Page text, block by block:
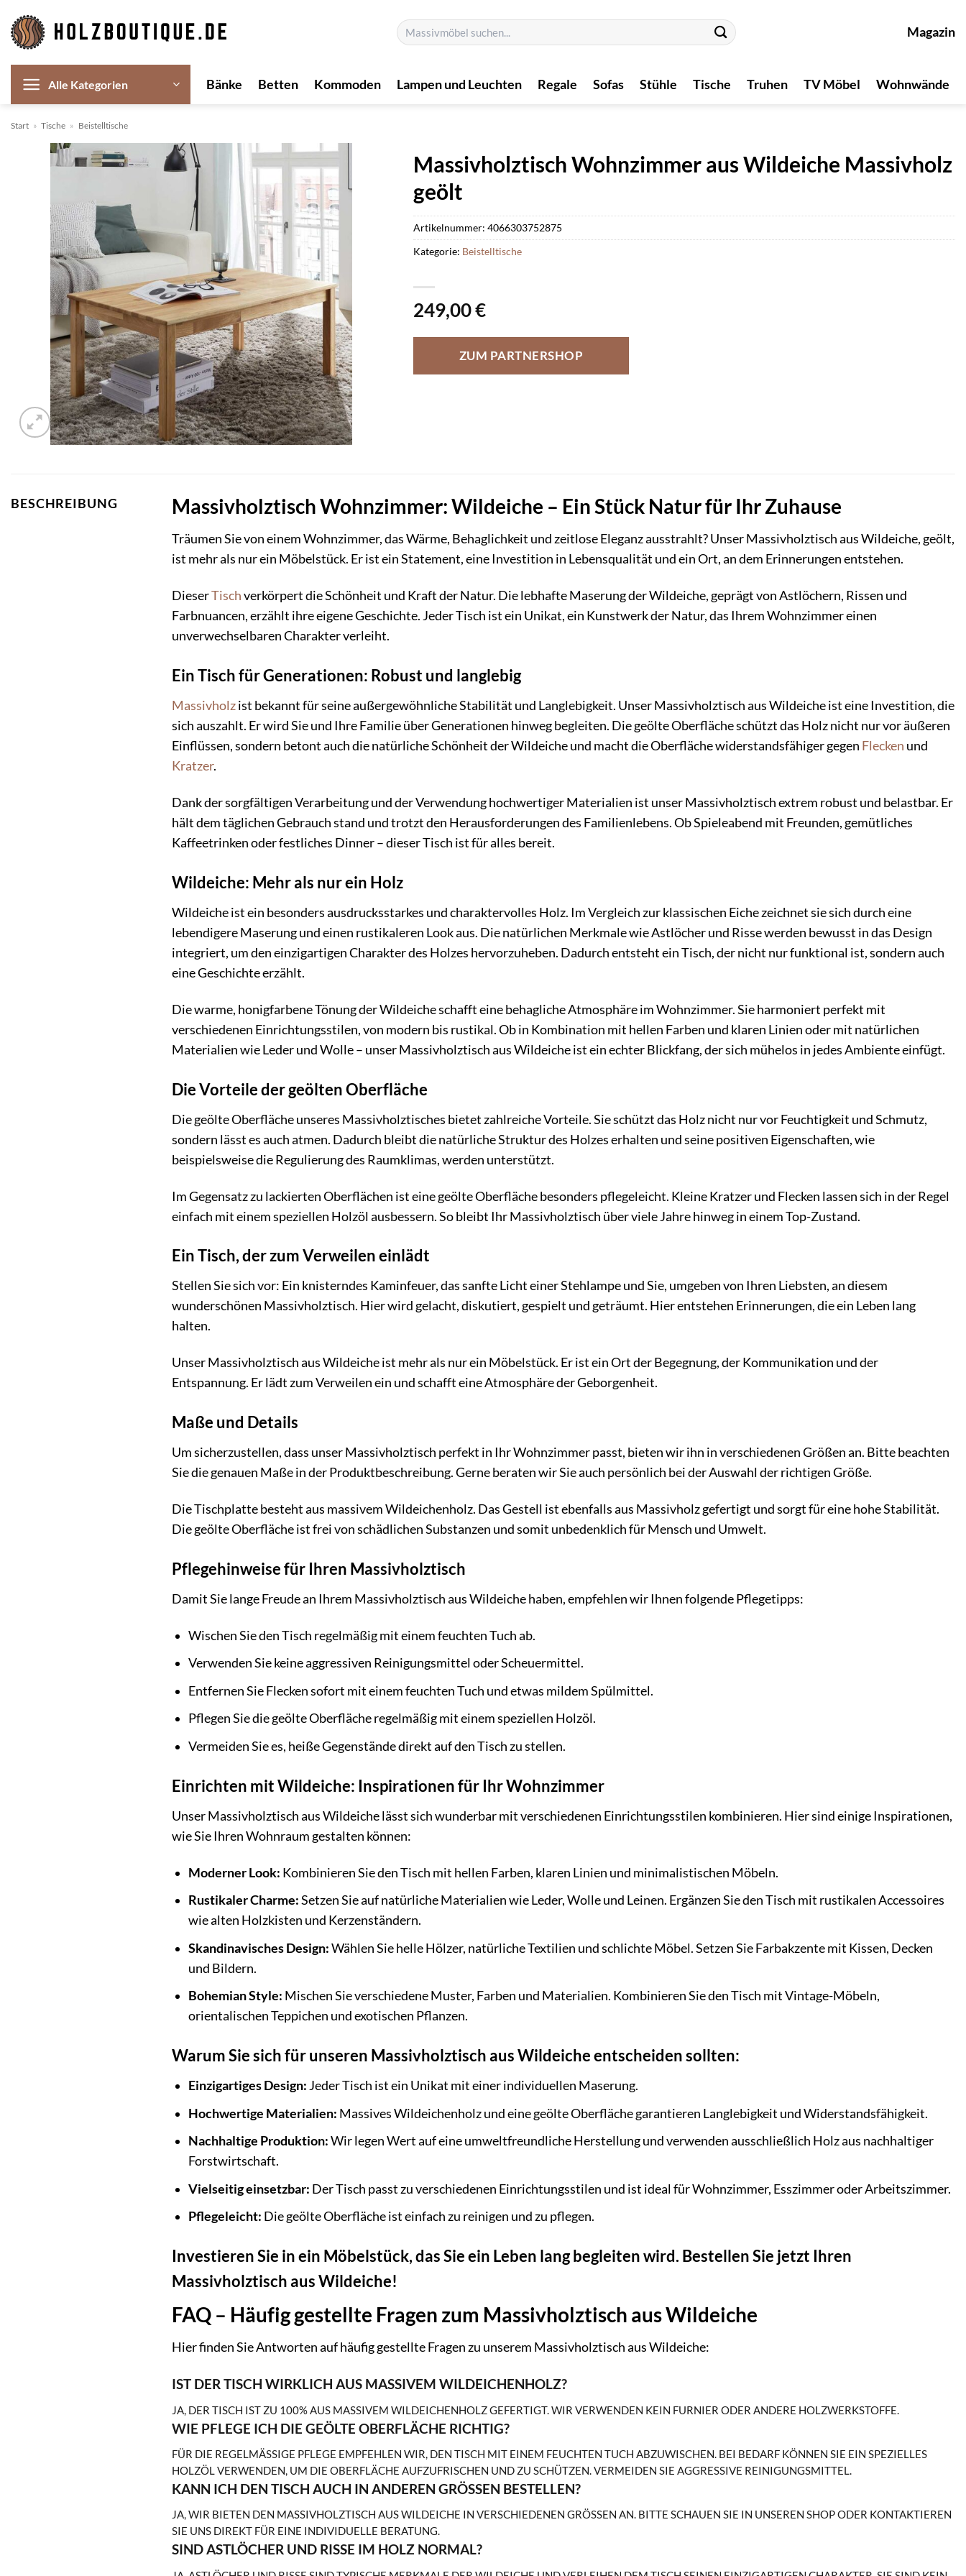
Inhalt
springen
Suchen
nach:
Magazin
Alle Kategorien Bänke Betten Kommoden Lampen und Leuchten Regale Sofas Stühle Tische Truhen TV Möbel Wohnwände
Start » Tische » Beistelltische
Massivholztisch Wohnzimmer aus Wildeiche Massivholz
geölt
249,00€
ZUM PARTNERSHOP
Artikelnummer: 4066303752875
Kategorie: Beistelltische
BESCHREIBUNG Massivholztisch Wohnzimmer: Wildeiche – Ein Stück Natur für Ihr Zuhause
Träumen Sie von einem Wohnzimmer, das Wärme, Behaglichkeit und zeitlose Eleganz ausstrahlt? Unser Massivholztisch aus Wildeiche, geölt,
ist mehr als nur ein Möbelstück. Er ist ein Statement, eine Investition in Lebensqualität und ein Ort, an dem Erinnerungen entstehen.
DieserTischverkörpert die Schönheit und Kraft der Natur. Die lebhafte Maserung der Wildeiche, geprägt von Astlöchern, Rissen und
Farbnuancen, erzählt ihre eigene Geschichte. Jeder Tisch ist ein Unikat, ein Kunstwerk der Natur, das Ihrem Wohnzimmer einen
unverwechselbaren Charakter verleiht.
Ein Tisch für Generationen: Robust und langlebig
Massivholzist bekannt für seine außergewöhnliche Stabilität und Langlebigkeit. Unser Massivholztisch aus Wildeiche ist eine Investition, die
sich auszahlt. Er wird Sie und Ihre Familie über Generationen hinweg begleiten. Die geölte Oberfläche schützt das Holz nicht nur vor äußeren
Einflüssen, sondern betont auch die natürliche Schönheit der Wildeiche und macht die Oberfläche widerstandsfähiger gegen Flecken und
Kratzer.
Dank der sorgfältigen Verarbeitung und der Verwendung hochwertiger Materialien ist unser Massivholztisch extrem robust und belastbar. Er
hält dem täglichen Gebrauch stand und trotzt den Herausforderungen des Familienlebens. Ob Spieleabend mit Freunden, gemütliches
Kaffeetrinken oder festliches Dinner – dieser Tisch ist für alles bereit.
Wildeiche: Mehr als nur ein Holz
Wildeiche ist ein besonders ausdrucksstarkes und charaktervolles Holz. Im Vergleich zur klassischen Eiche zeichnet sie sich durch eine
lebendigere Maserung und einen rustikaleren Look aus. Die natürlichen Merkmale wie Astlöcher und Risse werden bewusst in das Design
integriert, um den einzigartigen Charakter des Holzes hervorzuheben. Dadurch entsteht ein Tisch, der nicht nur funktional ist, sondern auch
eine Geschichte erzählt.
Die warme, honigfarbene Tönung der Wildeiche schafft eine behagliche Atmosphäre im Wohnzimmer. Sie harmoniert perfekt mit
verschiedenen Einrichtungsstilen, von modern bis rustikal. Ob in Kombination mit hellen Farben und klaren Linien oder mit natürlichen
Materialien wie Leder und Wolle – unser Massivholztisch aus Wildeiche ist ein echter Blickfang, der sich mühelos in jedes Ambiente einfügt.
Die Vorteile der geölten Oberfläche
Die geölte Oberfläche unseres Massivholztisches bietet zahlreiche Vorteile. Sie schützt das Holz nicht nur vor Feuchtigkeit und Schmutz,
sondern lässt es auch atmen. Dadurch bleibt die natürliche Struktur des Holzes erhalten und seine positiven Eigenschaften, wie
beispielsweise die Regulierung des Raumklimas, werden unterstützt.
Im Gegensatz zu lackierten Oberflächen ist eine geölte Oberfläche besonders pflegeleicht. Kleine Kratzer und Flecken lassen sich in der Regel
einfach mit einem speziellen Holzöl ausbessern. So bleibt Ihr Massivholztisch über viele Jahre hinweg in einem Top-Zustand.
Ein Tisch, der zum Verweilen einlädt
Stellen Sie sich vor: Ein knisterndes Kaminfeuer, das sanfte Licht einer Stehlampe und Sie, umgeben von Ihren Liebsten, an diesem
wunderschönen Massivholztisch. Hier wird gelacht, diskutiert, gespielt und geträumt. Hier entstehen Erinnerungen, die ein Leben lang
halten.
Unser Massivholztisch aus Wildeiche ist mehr als nur ein Möbelstück. Er ist ein Ort der Begegnung, der Kommunikation und der
Entspannung. Er lädt zum Verweilen ein und schafft eine Atmosphäre der Geborgenheit.
Maße und Details
Um sicherzustellen, dass unser Massivholztisch perfekt in Ihr Wohnzimmer passt, bieten wir ihn in verschiedenen Größen an. Bitte beachten
Sie die genauen Maße in der Produktbeschreibung. Gerne beraten wir Sie auch persönlich bei der Auswahl der richtigen Größe.
Die Tischplatte besteht aus massivem Wildeichenholz. Das Gestell ist ebenfalls aus Massivholz gefertigt und sorgt für eine hohe Stabilität.
Die geölte Oberfläche ist frei von schädlichen Substanzen und somit unbedenklich für Mensch und Umwelt.
Pflegehinweise für Ihren Massivholztisch
Damit Sie lange Freude an Ihrem Massivholztisch aus Wildeiche haben, empfehlen wir Ihnen folgende Pflegetipps:
Wischen Sie den Tisch regelmäßig mit einem feuchten Tuch ab.
Verwenden Sie keine aggressiven Reinigungsmittel oder Scheuermittel.
Entfernen Sie Flecken sofort mit einem feuchten Tuch und etwas mildem Spülmittel.
Pflegen Sie die geölte Oberfläche regelmäßig mit einem speziellen Holzöl.
Vermeiden Sie es, heiße Gegenstände direkt auf den Tisch zu stellen.
Einrichten mit Wildeiche: Inspirationen für Ihr Wohnzimmer
Unser Massivholztisch aus Wildeiche lässt sich wunderbar mit verschiedenen Einrichtungsstilen kombinieren. Hier sind einige Inspirationen,
wie Sie Ihren Wohnraum gestalten können:
Moderner Look: Kombinieren Sie den Tisch mit hellen Farben, klaren Linien und minimalistischen Möbeln.
Rustikaler Charme:Setzen Sie auf natürliche Materialien wie Leder, Wolle und Leinen. Ergänzen Sie den Tisch mit rustikalen Accessoires
wie alten Holzkisten und Kerzenständern.
Skandinavisches Design:Wählen Sie helle Hölzer, natürliche Textilien und schlichte Möbel. Setzen Sie Farbakzente mit Kissen, Decken
und Bildern.
Bohemian Style: Mischen Sie verschiedene Muster, Farben und Materialien. Kombinieren Sie den Tisch mit Vintage-Möbeln,
orientalischen Teppichen und exotischen Pflanzen.
Warum Sie sich für unseren Massivholztisch aus Wildeiche entscheiden sollten:
Einzigartiges Design:Jeder Tisch ist ein Unikat mit einer individuellen Maserung.
Hochwertige Materialien: Massives Wildeichenholz und eine geölte Oberfläche garantieren Langlebigkeit und Widerstandsfähigkeit.
Nachhaltige Produktion:Wir legen Wert auf eine umweltfreundliche Herstellung und verwenden ausschließlich Holz aus nachhaltiger
Forstwirtschaft.
Vielseitig einsetzbar: Der Tisch passt zu verschiedenen Einrichtungsstilen und ist ideal für Wohnzimmer, Esszimmer oder Arbeitszimmer.
Pflegeleicht: Die geölte Oberfläche ist einfach zu reinigen und zu pflegen.
Investieren Sie in ein Möbelstück, das Sie ein Leben lang begleiten wird. Bestellen Sie jetzt Ihren
Massivholztisch aus Wildeiche!
FAQ – Häufig gestellte Fragen zum Massivholztisch aus Wildeiche
Hier finden Sie Antworten auf häufig gestellte Fragen zu unserem Massivholztisch aus Wildeiche:
IST DER TISCH WIRKLICH AUS MASSIVEM WILDEICHENHOLZ?
JA, DER TISCH IST ZU 100% AUS MASSIVEM WILDEICHENHOLZ GEFERTIGT. WIR VERWENDEN KEIN FURNIER ODER ANDERE HOLZWERKSTOFFE.
WIE PFLEGE ICH DIE GEÖLTE OBERFLÄCHE RICHTIG?
FÜR DIE REGELMÄSSIGE PFLEGE EMPFEHLEN WIR, DEN TISCH MIT EINEM FEUCHTEN TUCH ABZUWISCHEN. BEI BEDARF KÖNNEN SIE EIN SPEZIELLES H
OLZÖL VERWENDEN, UM DIE OBERFLÄCHE AUFZUFRISCHEN UND ZU SCHÜTZEN. VERMEIDEN SIE AGGRESSIVE REINIGUNGSMITTEL.
KANN ICH DEN TISCH AUCH IN ANDEREN GRÖSSEN BESTELLEN?
JA, WIR BIETEN DEN MASSIVHOLZTISCH AUS WILDEICHE IN VERSCHIEDENEN GRÖSSEN AN. BITTE SCHAUEN SIE IN UNSEREN SHOP ODER KONTAKTIEREN S
IE UNS DIREKT FÜR EINE INDIVIDUELLE BERATUNG.
SIND ASTLÖCHER UND RISSE IM HOLZ NORMAL?